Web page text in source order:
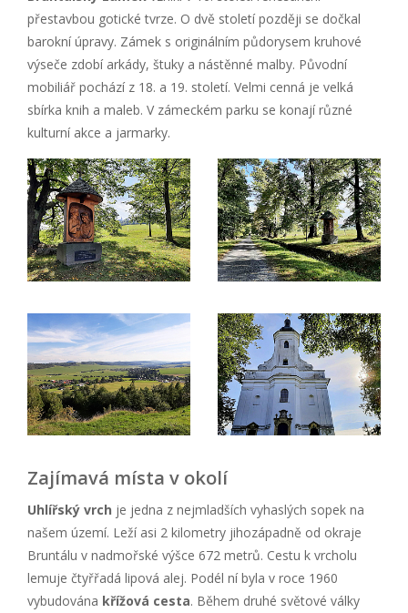
přestavbou gotické tvrze. O dvě století později se dočkal
barokní úpravy. Zámek s originálním půdorysem kruhové
výseče zdobí arkády, štuky a nástěnné malby. Původní
mobiliář pochází z 18. a 19. století. Velmi cenná je velká
sbírka knih a maleb. V zámeckém parku se konají různé
kulturní akce a jarmarky.
Zajímavá místa v okolí
Uhlířský vrch je jedna z nejmladších vyhaslých sopek na
našem území. Leží asi 2 kilometry jihozápadně od okraje
Bruntálu v nadmořské výšce 672 metrů. Cestu k vrcholu
lemuje čtyřřadá lipová alej. Podél ní byla v roce 1960
vybudována křížová cesta. Během druhé světové války